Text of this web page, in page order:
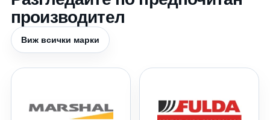
производител
Виж всички марки